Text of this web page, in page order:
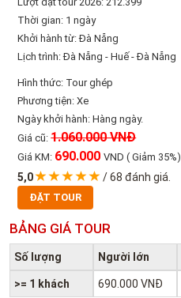
Thời gian: 1 ngày
Khởi hành từ: Đà Nẵng
Lịch trình: Đà Nẵng - Huế - Đà Nẵng
Hình thức: Tour ghép
Phương tiện: Xe
Ngày khởi hành: Hàng ngày.
Giá cũ:1.060.000 VNĐ
Giá KM: 690.000VND ( Giảm 35%)
5,0 /68 đánh giá.
ĐẶT TOUR
BẢNG GIÁ TOUR
Số lượng Người lớn
>= 1 khách 690.000 VNĐ